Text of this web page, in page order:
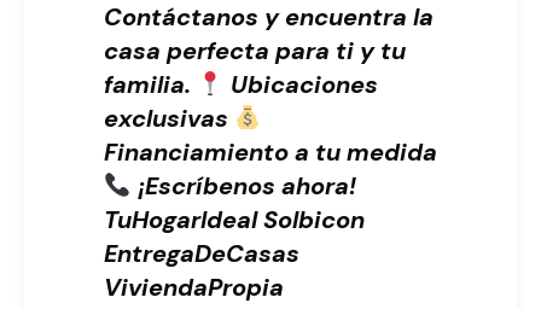
Contáctanos y encuentra la
casa perfecta para ti y tu
familia.
Ubicaciones
exclusivas
Financiamiento a tu medida
¡Escríbenos ahora!
TuHogarIdeal Solbicon
EntregaDeCasas
ViviendaPropia